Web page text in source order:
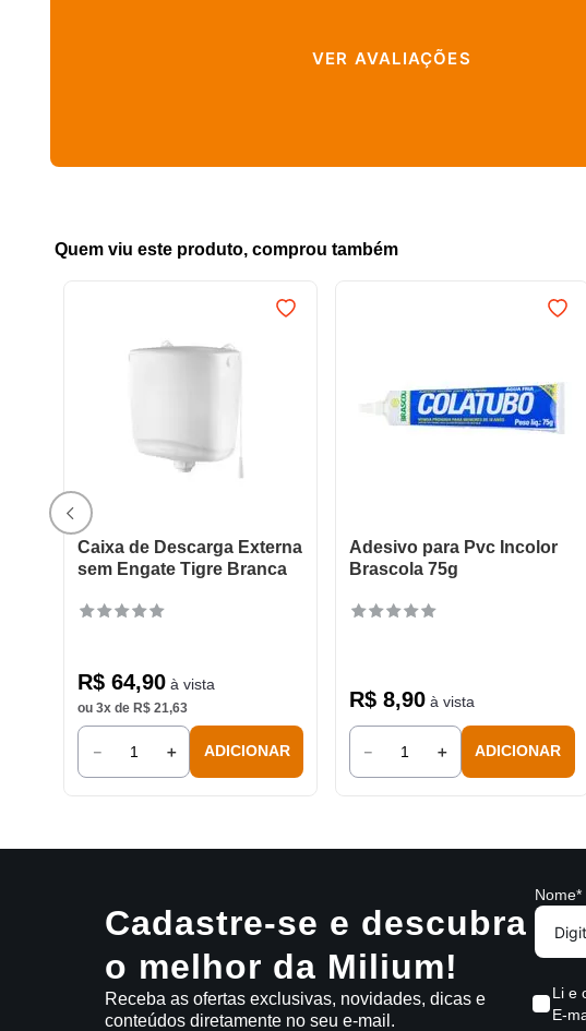
VER AVALIAÇÕES
Quem viu este produto, comprou também
Caixa de Descarga Externa
sem Engate Tigre Branca
R$ 64,90à vista
ou 3x de R$ 21,63
＋
－ ADICIONAR
Adesivo para Pvc Incolor
Brascola 75g
R$ 8,90à vista
＋
－ ADICIONAR
Cadastre-se e descubra
o melhor da Milium!
Receba as ofertas exclusivas, novidades, dicas e
conteúdos diretamente no seu e-mail.
Nome*
Li e
E-